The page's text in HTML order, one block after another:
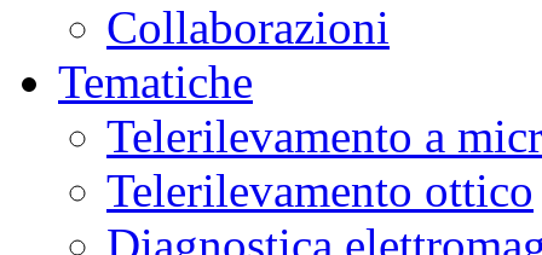
Collaborazioni
Tematiche
Telerilevamento a
Telerilevamento ottico